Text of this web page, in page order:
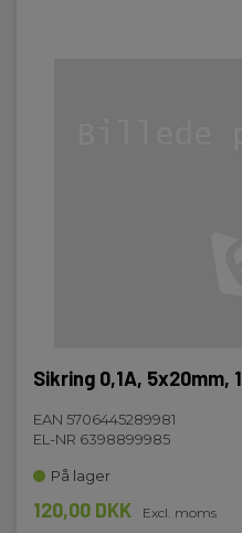
Sikring 0,1A, 5x20mm,
EAN 5706445289981
EL-NR 6398899985
På lager
120,00 DKK Excl. moms